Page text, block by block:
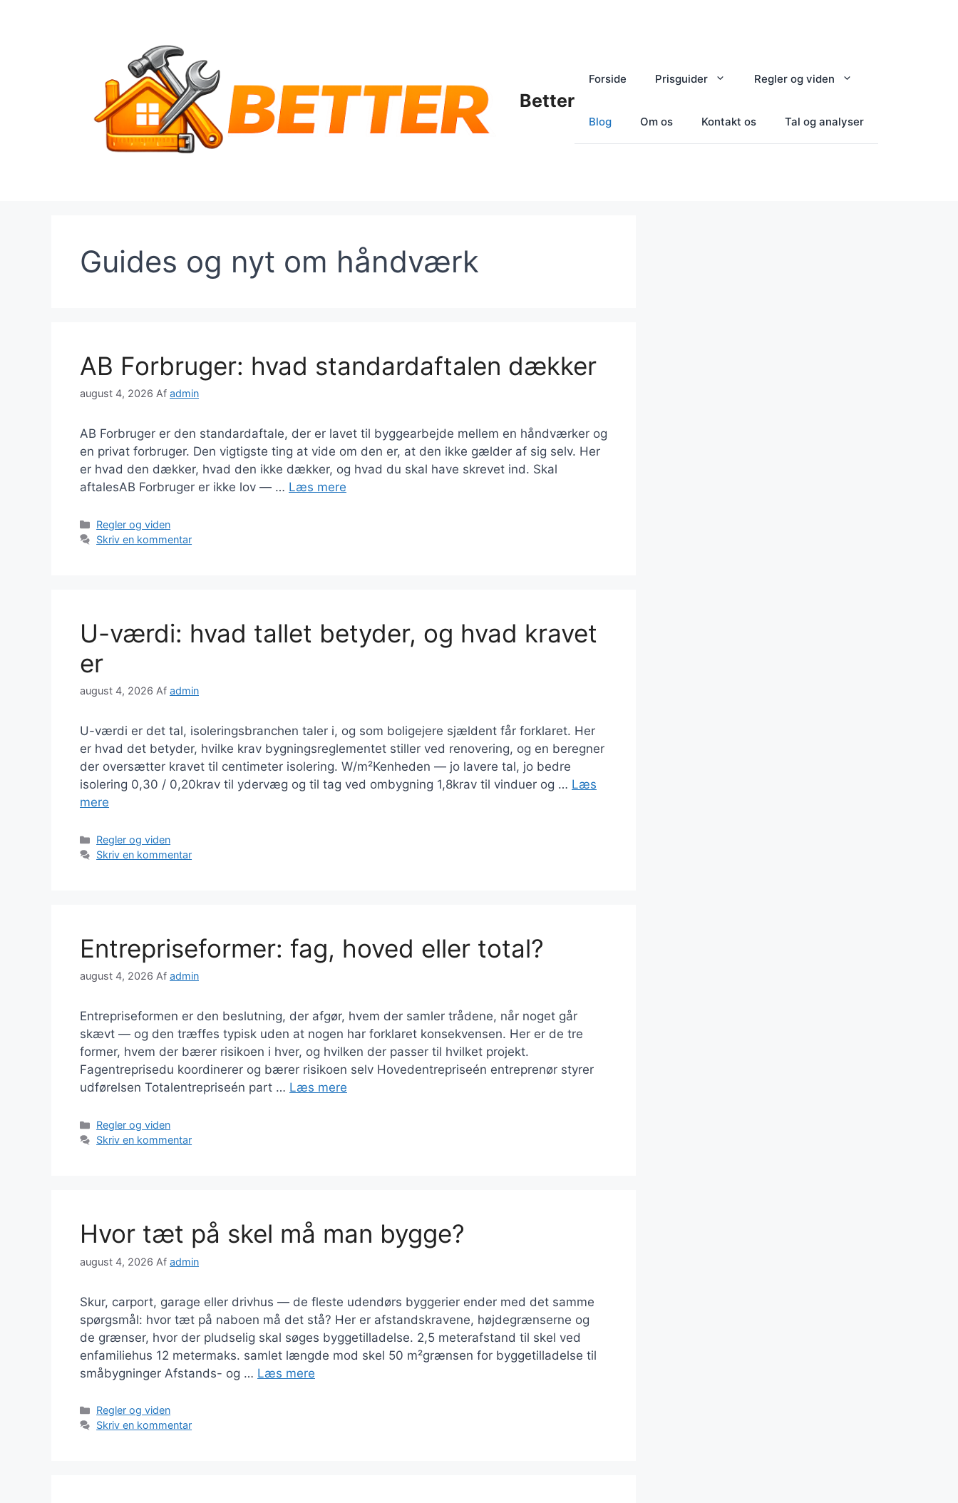
Better
Forside Prisguider Regler og viden
Blog Om os Kontakt os Tal og analyser
Guides og nyt om håndværk
AB Forbruger: hvad standardaftalen dækker
august 4, 2026 Af admin
AB Forbruger er den standardaftale, der er lavet til byggearbejde mellem en håndværker og
en privat forbruger. Den vigtigste ting at vide om den er, at den ikke gælder af sig selv. Her
er hvad den dækker, hvad den ikke dækker, og hvad du skal have skrevet ind. Skal
aftalesAB Forbruger er ikke lov — … Læs mere
Kategorier
Regler og viden
Skriv en kommentar
U-værdi: hvad tallet betyder, og hvad kravet
er
august 4, 2026 Af admin
U-værdi er det tal, isoleringsbranchen taler i, og som boligejere sjældent får forklaret. Her
er hvad det betyder, hvilke krav bygningsreglementet stiller ved renovering, og en beregner
der oversætter kravet til centimeter isolering. W/m²Kenheden — jo lavere tal, jo bedre
isolering 0,30 / 0,20krav til ydervæg og til tag ved ombygning 1,8krav til vinduer og … Læs
mere
Kategorier
Regler og viden
Skriv en kommentar
Entrepriseformer: fag, hoved eller total?
august 4, 2026 Af admin
Entrepriseformen er den beslutning, der afgør, hvem der samler trådene, når noget går
skævt — og den træffes typisk uden at nogen har forklaret konsekvensen. Her er de tre
former, hvem der bærer risikoen i hver, og hvilken der passer til hvilket projekt.
Fagentreprisedu koordinerer og bærer risikoen selv Hovedentrepriseén entreprenør styrer
udførelsen Totalentrepriseén part … Læs mere
Kategorier
Regler og viden
Skriv en kommentar
Hvor tæt på skel må man bygge?
august 4, 2026 Af admin
Skur, carport, garage eller drivhus — de fleste udendørs byggerier ender med det samme
spørgsmål: hvor tæt på naboen må det stå? Her er afstandskravene, højdegrænserne og
de grænser, hvor der pludselig skal søges byggetilladelse. 2,5 meterafstand til skel ved
enfamiliehus 12 metermaks. samlet længde mod skel 50 m²grænsen for byggetilladelse til
småbygninger Afstands- og … Læs mere
Kategorier
Regler og viden
Skriv en kommentar